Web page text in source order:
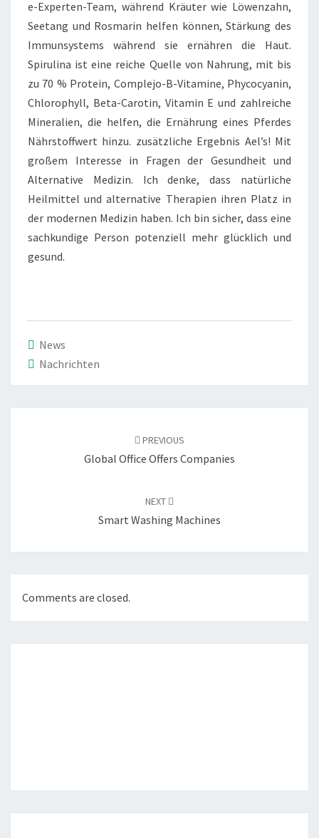
e-Experten-Team, während Kräuter wie Löwenzahn,
Seetang und Rosmarin helfen können, Stärkung des
Immunsystems während sie ernähren die Haut.
Spirulina ist eine reiche Quelle von Nahrung, mit bis
zu 70 % Protein, Complejo-B-Vitamine, Phycocyanin,
Chlorophyll, Beta-Carotin, Vitamin E und zahlreiche
Mineralien, die helfen, die Ernährung eines Pferdes
Nährstoffwert hinzu. zusätzliche Ergebnis Ael’s! Mit
großem Interesse in Fragen der Gesundheit und
Alternative Medizin. Ich denke, dass natürliche
Heilmittel und alternative Therapien ihren Platz in
der modernen Medizin haben. Ich bin sicher, dass eine
sachkundige Person potenziell mehr glücklich und
gesund.
News
Nachrichten
PREVIOUS
Global Office Offers Companies
NEXT
Smart Washing Machines
Comments are closed.